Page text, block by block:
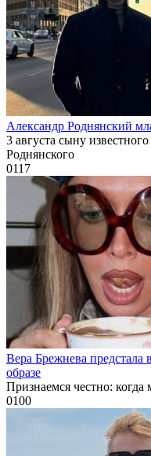
Александр Роднянский
3 августа сыну
Роднянского
0117
Вера Брежнева предстала
образе
Признаемся честно:
0100